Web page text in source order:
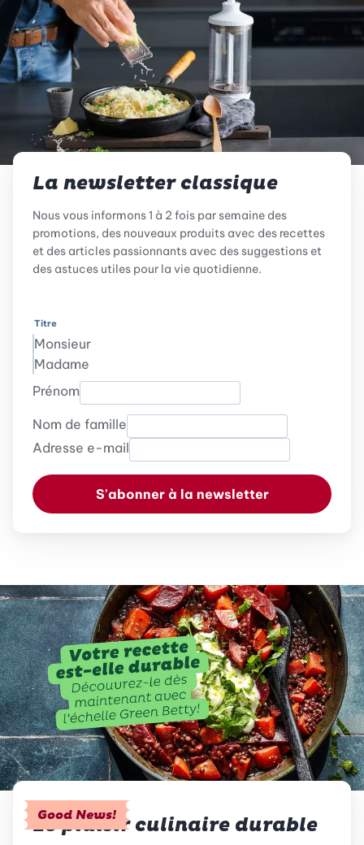
La newsletter classique
Nous vous informons 1 à 2 fois par semaine des
promotions, des nouveaux produits avec des recettes
et des articles passionnants avec des suggestions et
des astuces utiles pour la vie quotidienne.
Titre
Monsieur
Madame
Prénom
Nom de famille
Adresse e-mail
S'abonner à la newsletter
Good News!
Le plaisir culinaire durable